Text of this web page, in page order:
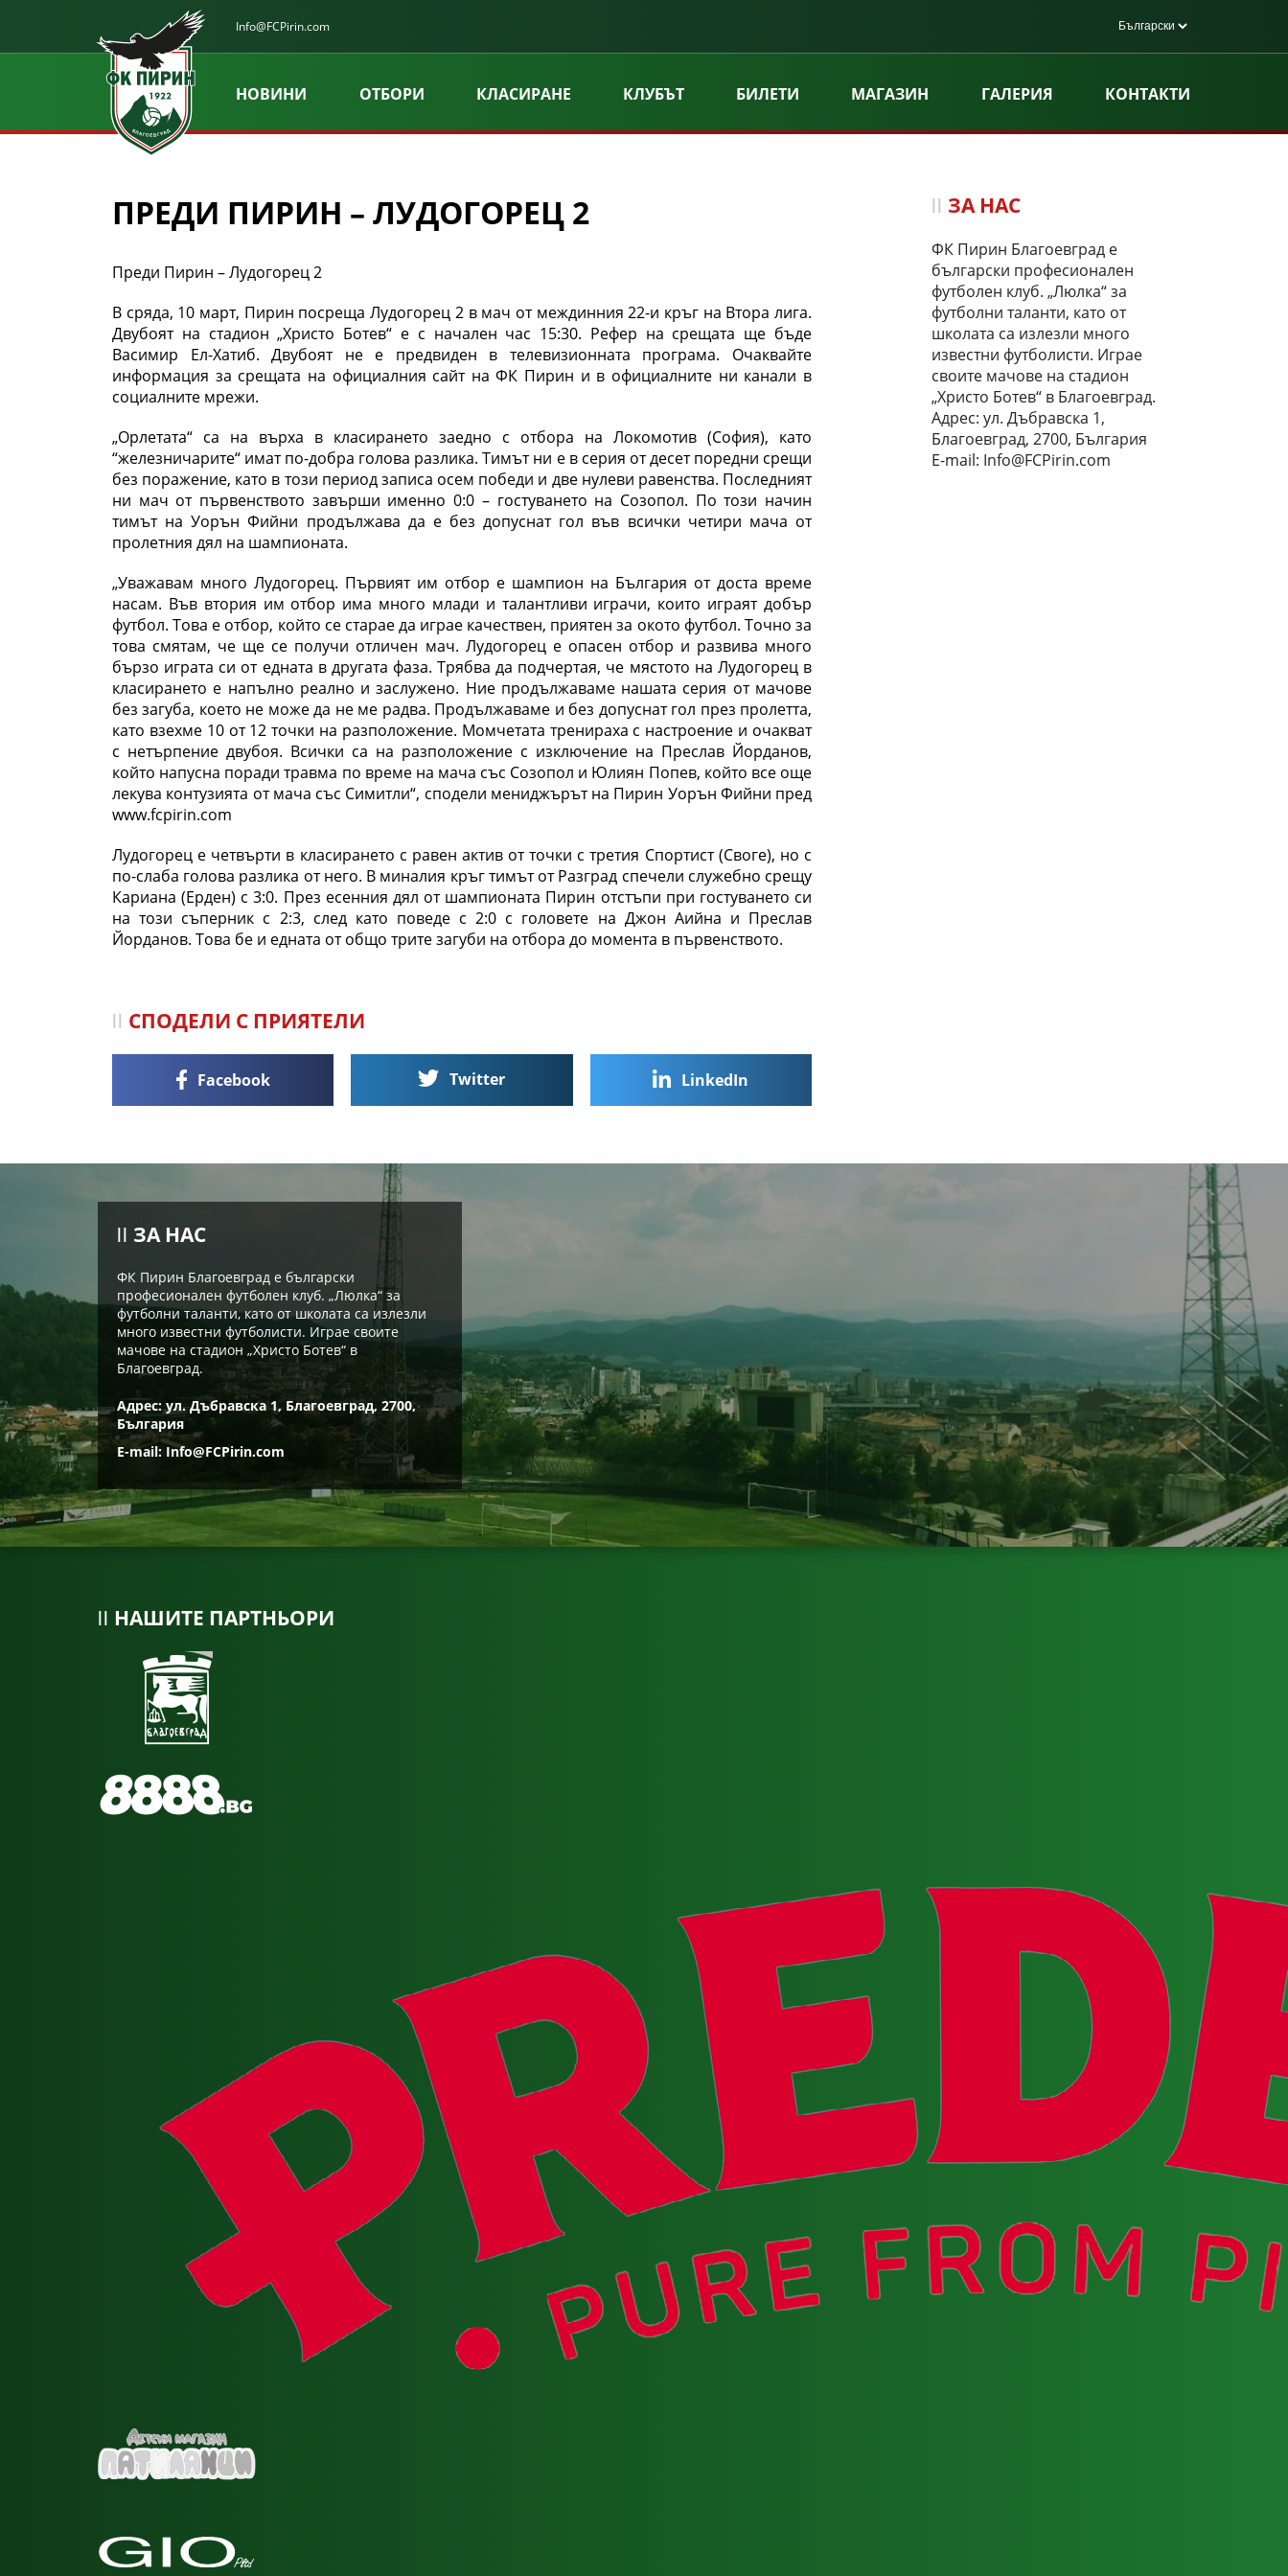
Info@FCPirin.com
НОВИНИ ОТБОРИ КЛАСИРАНЕ КЛУБЪТ БИЛЕТИ МАГАЗИН ГАЛЕРИЯ КОНТАКТИ
ПРЕДИ ПИРИН – ЛУДОГОРЕЦ 2
Преди Пирин – Лудогорец 2
В сряда, 10 март, Пирин посреща Лудогорец 2 в мач от междинния 22-и кръг на Втора лига.
Двубоят на стадион „Христо Ботев“ е с начален час 15:30. Рефер на срещата ще бъде
Васимир Ел-Хатиб. Двубоят не е предвиден в телевизионната програма. Очаквайте
информация за срещата на официалния сайт на ФК Пирин и в официалните ни канали в
социалните мрежи.
„Орлетата“ са на върха в класирането заедно с отбора на Локомотив (София), като
“железничарите“ имат по-добра голова разлика. Тимът ни е в серия от десет поредни срещи
без поражение, като в този период записа осем победи и две нулеви равенства. Последният
ни мач от първенството завърши именно 0:0 – гостуването на Созопол. По този начин
тимът на Уорън Фийни продължава да е без допуснат гол във всички четири мача от
пролетния дял на шампионата.
„Уважавам много Лудогорец. Първият им отбор е шампион на България от доста време
насам. Във втория им отбор има много млади и талантливи играчи, които играят добър
футбол. Това е отбор, който се старае да играе качествен, приятен за окото футбол. Точно за
това смятам, че ще се получи отличен мач. Лудогорец е опасен отбор и развива много
бързо играта си от едната в другата фаза. Трябва да подчертая, че мястото на Лудогорец в
класирането е напълно реално и заслужено. Ние продължаваме нашата серия от мачове
без загуба, което не може да не ме радва. Продължаваме и без допуснат гол през пролетта,
като взехме 10 от 12 точки на разположение. Момчетата тренираха с настроение и очакват
с нетърпение двубоя. Всички са на разположение с изключение на Преслав Йорданов,
който напусна поради травма по време на мача със Созопол и Юлиян Попев, който все още
лекува контузията от мача със Симитли“, сподели мениджърът на Пирин Уорън Фийни пред
www.fcpirin.com
Лудогорец е четвърти в класирането с равен актив от точки с третия Спортист (Своге), но с
по-слаба голова разлика от него. В миналия кръг тимът от Разград спечели служебно срещу
Кариана (Ерден) с 3:0. През есенния дял от шампионата Пирин отстъпи при гостуването си
на този съперник с 2:3, след като поведе с 2:0 с головете на Джон Аийна и Преслав
Йорданов. Това бе и едната от общо трите загуби на отбора до момента в първенството.
СПОДЕЛИ С ПРИЯТЕЛИ
Facebook Twitter LinkedIn
ЗА НАС
ФК Пирин Благоевград е
български професионален
футболен клуб. „Люлка“ за
футболни таланти, като от
школата са излезли много
известни футболисти. Играе
своите мачове на стадион
„Христо Ботев“ в Благоевград.
Адрес: ул. Дъбравска 1,
Благоевград, 2700, България
E-mail: Info@FCPirin.com
ЗА НАС
ФК Пирин Благоевград е български
професионален футболен клуб. „Люлка“ за
футболни таланти, като от школата са излезли
много известни футболисти. Играе своите
мачове на стадион „Христо Ботев“ в
Благоевград.
Адрес: ул. Дъбравска 1, Благоевград, 2700,
България
E-mail: Info@FCPirin.com
НАШИТЕ ПАРТНЬОРИ